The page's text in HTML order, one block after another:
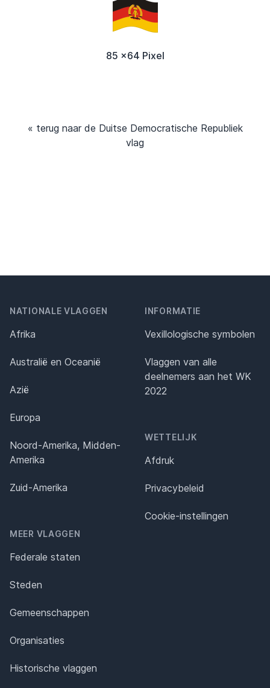
85 x64 Pixel
« terug naar de Duitse Democratische Republiek
vlag
NATIONALE VLAGGEN
Afrika
Australië en Oceanië
Azië
Europa
Noord-Amerika, Midden-
Amerika
Zuid-Amerika
MEER VLAGGEN
Federale staten
Steden
Gemeenschappen
Organisaties
Historische vlaggen
INFORMATIE
Vexillologische symbolen
Vlaggen van alle
deelnemers aan het WK
2022
WETTELIJK
Afdruk
Privacybeleid
Cookie-instellingen